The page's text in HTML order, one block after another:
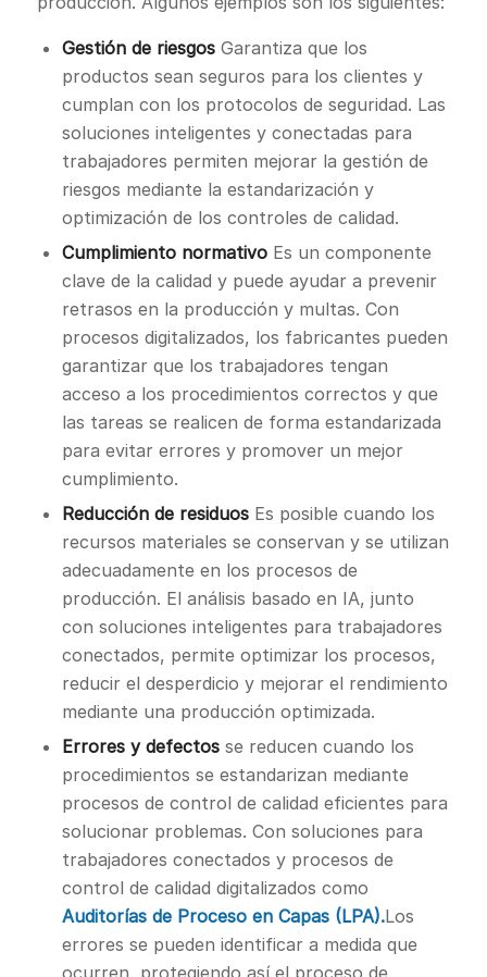
Gestión de riesgosGarantiza que los
productos sean seguros para los clientes y
cumplan con los protocolos de seguridad. Las
soluciones inteligentes y conectadas para
trabajadores permiten mejorar la gestión de
riesgos mediante la estandarización y
optimización de los controles de calidad.
Cumplimiento normativoEs un componente
clave de la calidad y puede ayudar a prevenir
retrasos en la producción y multas. Con
procesos digitalizados, los fabricantes pueden
garantizar que los trabajadores tengan
acceso a los procedimientos correctos y que
las tareas se realicen de forma estandarizada
para evitar errores y promover un mejor
cumplimiento.
Reducción de residuosEs posible cuando los
recursos materiales se conservan y se utilizan
adecuadamente en los procesos de
producción. El análisis basado en IA, junto
con soluciones inteligentes para trabajadores
conectados, permite optimizar los procesos,
reducir el desperdicio y mejorar el rendimiento
mediante una producción optimizada.
Errores y defectosse reducen cuando los
procedimientos se estandarizan mediante
procesos de control de calidad eficientes para
solucionar problemas. Con soluciones para
trabajadores conectados y procesos de
control de calidad digitalizados como
Auditorías de Proceso en Capas (LPA).Los
errores se pueden identificar a medida que